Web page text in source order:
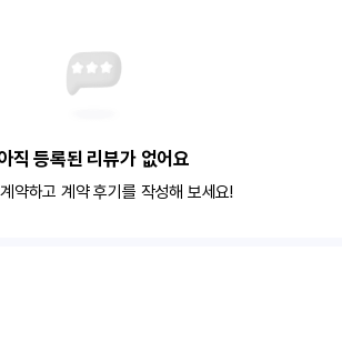
직 등록된 리뷰가 없어요
약하고 계약 후기를 작성해 보세요!